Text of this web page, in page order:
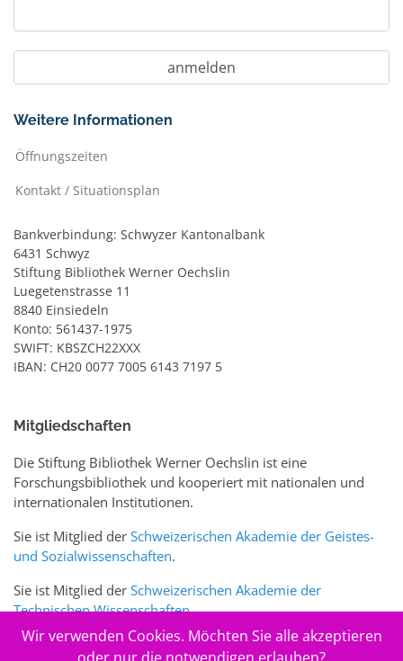
Weitere Informationen
Öffnungszeiten
Kontakt / Situationsplan
Bankverbindung: Schwyzer Kantonalbank
6431 Schwyz
Stiftung Bibliothek Werner Oechslin
Luegetenstrasse 11
8840 Einsiedeln
Konto: 561437-1975
SWIFT: KBSZCH22XXX
IBAN: CH20 0077 7005 6143 7197 5
Mitgliedschaften
Die Stiftung Bibliothek Werner Oechslin ist eine
Forschungsbibliothek und kooperiert mit nationalen und
internationalen Institutionen.
Sie ist Mitglied der Schweizerischen Akademie der Geistes-
und Sozialwissenschaften.
Sie ist Mitglied der Schweizerischen Akademie der
Technischen Wissenschaften.
Sie ist zudem Mitglied des Schweizer Portalswww.sciences-
Wir verwenden Cookies. Möchten Sie alle akzeptieren